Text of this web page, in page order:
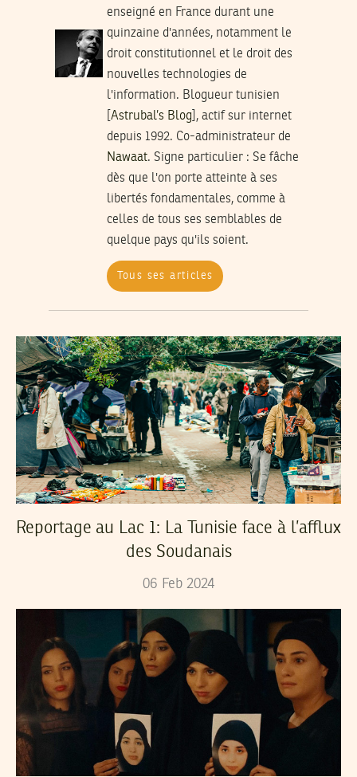
enseigné en France durant une
quinzaine d'années, notamment le
droit constitutionnel et le droit des
nouvelles technologies de
l'information. Blogueur tunisien
Astrubal’s Blog ], actif sur internet
depuis 1992. Co-administrateur de
Nawaat. Signe particulier: Se fâche
dès que l'on porte atteinte à ses
libertés fondamentales, comme à
celles de tous ses semblables de
quelque pays qu'ils soient.
Tous ses articles
Reportage au Lac 1: La Tunisie face à l’afflux
des Soudanais
06 Feb 2024